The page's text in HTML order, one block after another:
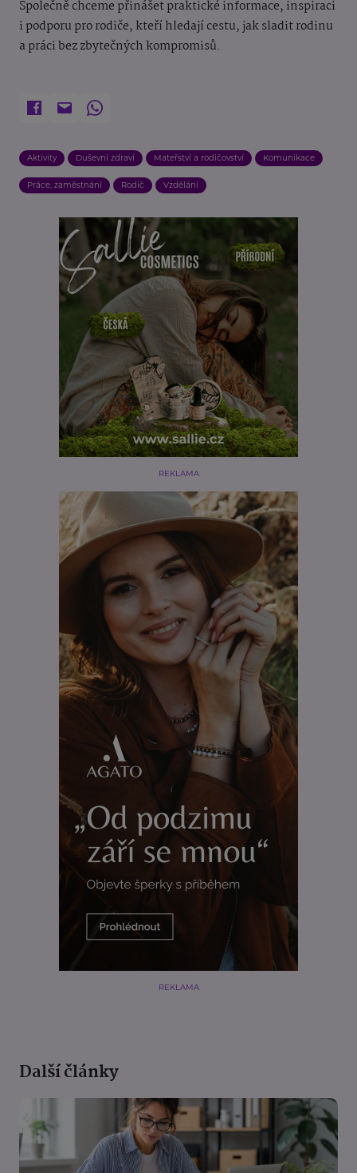
Společně chceme přinášet praktické informace, inspiraci
i podporu pro rodiče, kteří hledají cestu, jak sladit rodinu
a práci bez zbytečných kompromisů.
Aktivity Duševní zdraví Mateřství a rodičovství Komunikace
Práce, zaměstnání Rodič Vzdělání
REKLAMA
REKLAMA
Další články